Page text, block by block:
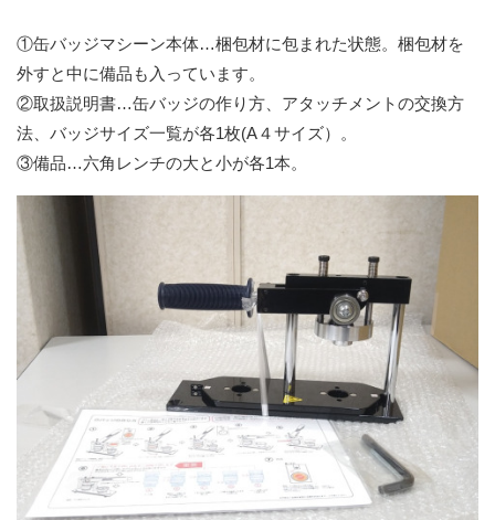
①缶バッジマシーン本体…梱包材に包まれた状態。梱包材を
外すと中に備品も入っています。
②取扱説明書…缶バッジの作り方、アタッチメントの交換方
法、バッジサイズ一覧が各1枚(A４サイズ）。
③備品…六角レンチの大と小が各1本。